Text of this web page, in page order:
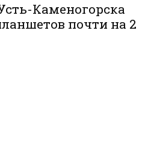
Каменогорска
почти на 2